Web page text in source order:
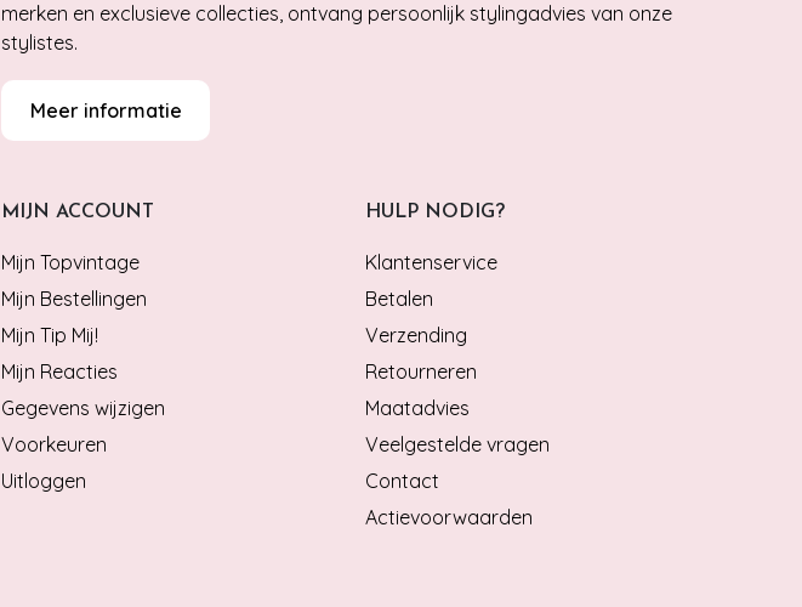
merken en exclusieve collecties, ontvang persoonlijk stylingadvies van onze
stylistes.
Meer informatie
MIJN ACCOUNT
Mijn Topvintage
Mijn Bestellingen
Mijn Tip Mij!
Mijn Reacties
Gegevens wijzigen
Voorkeuren
Uitloggen
HULP NODIG?
Klantenservice
Betalen
Verzending
Retourneren
Maatadvies
Veelgestelde vragen
Contact
Actievoorwaarden